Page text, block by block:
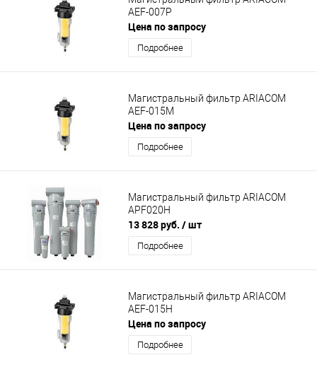
AEF-007P
Цена по запросу
Подробнее
Магистральный фильтр ARIACOM
AEF-015M
Цена по запросу
Подробнее
Магистральный фильтр ARIACOM
APF020H
13 828 руб. / шт
Подробнее
Магистральный фильтр ARIACOM
AEF-015H
Цена по запросу
Подробнее